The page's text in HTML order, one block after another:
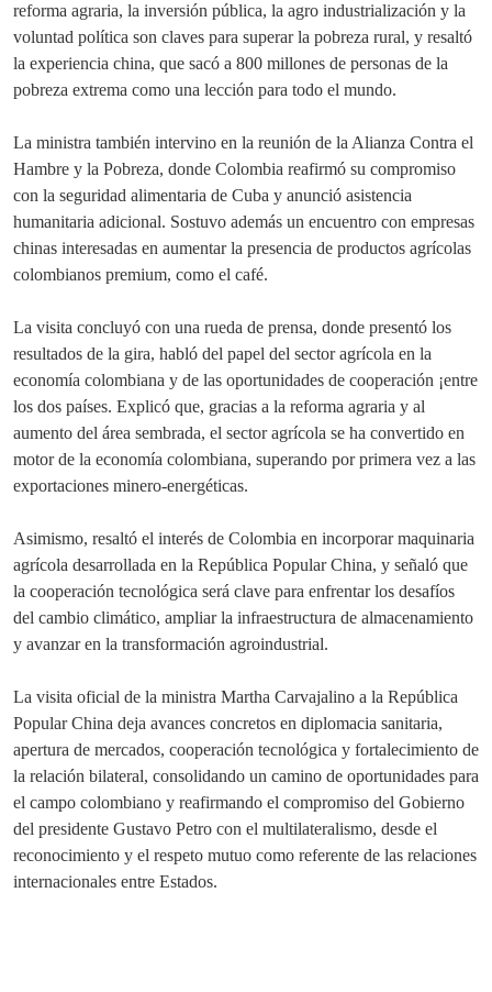
reforma agraria, la inversión pública, la agro industrialización y la
voluntad política son claves para superar la pobreza rural, y resaltó
la experiencia china, que sacó a 800 millones de personas de la
pobreza extrema como una lección para todo el mundo.
La ministra también intervino en la reunión de la Alianza Contra el
Hambre y la Pobreza, donde Colombia reafirmó su compromiso
con la seguridad alimentaria de Cuba y anunció asistencia
humanitaria adicional. Sostuvo además un encuentro con empresas
chinas interesadas en aumentar la presencia de productos agrícolas
colombianos premium, como el café.
La visita concluyó con una rueda de prensa, donde presentó los
resultados de la gira, habló del papel del sector agrícola en la
economía colombiana y de las oportunidades de cooperación ¡entre
los dos países. Explicó que, gracias a la reforma agraria y al
aumento del área sembrada, el sector agrícola se ha convertido en
motor de la economía colombiana, superando por primera vez a las
exportaciones minero-energéticas.
Asimismo, resaltó el interés de Colombia en incorporar maquinaria
agrícola desarrollada en la República Popular China, y señaló que
la cooperación tecnológica será clave para enfrentar los desafíos
del cambio climático, ampliar la infraestructura de almacenamiento
y avanzar en la transformación agroindustrial.
La visita oficial de la ministra Martha Carvajalino a la República
Popular China deja avances concretos en diplomacia sanitaria,
apertura de mercados, cooperación tecnológica y fortalecimiento de
la relación bilateral, consolidando un camino de oportunidades para
el campo colombiano y reafirmando el compromiso del Gobierno
del presidente Gustavo Petro con el multilateralismo, desde el
reconocimiento y el respeto mutuo como referente de las relaciones
internacionales entre Estados.